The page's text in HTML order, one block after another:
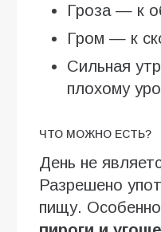
Гроза — к
Гром — к
Сильная
плохому
ЧТО МОЖНО ЕСТЬ?
День не
Разрешено
пищу.